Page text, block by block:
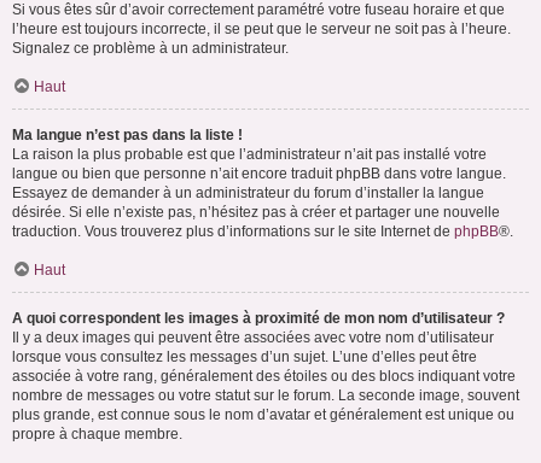
Si vous êtes sûr d’avoir correctement paramétré votre fuseau horaire et que
l’heure est toujours incorrecte, il se peut que le serveur ne soit pas à l’heure.
Signalez ce problème à un administrateur.
Haut
Ma langue n’est pas dans la liste !
La raison la plus probable est que l’administrateur n’ait pas installé votre
langue ou bien que personne n’ait encore traduit phpBB dans votre langue.
Essayez de demander à un administrateur du forum d’installer la langue
désirée. Si elle n’existe pas, n’hésitez pas à créer et partager une nouvelle
traduction. Vous trouverez plus d’informations sur le site Internet de phpBB®.
Haut
A quoi correspondent les images à proximité de mon nom d’utilisateur ?
Il y a deux images qui peuvent être associées avec votre nom d’utilisateur
lorsque vous consultez les messages d’un sujet. L’une d’elles peut être
associée à votre rang, généralement des étoiles ou des blocs indiquant votre
nombre de messages ou votre statut sur le forum. La seconde image, souvent
plus grande, est connue sous le nom d’avatar et généralement est unique ou
propre à chaque membre.